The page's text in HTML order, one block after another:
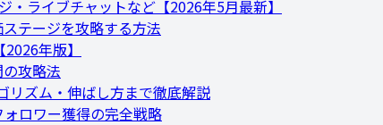
ライブチャットなど【2026年5月最新】
テージを攻略する方法
年版】
攻略法
リズム・伸ばし方まで徹底解説
ロワー獲得の完全戦略